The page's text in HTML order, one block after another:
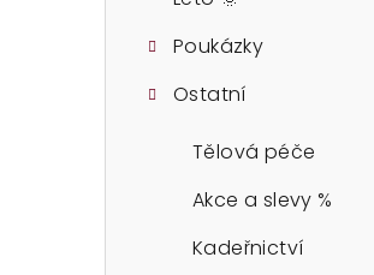
Poukázky
Ostatní
Tělová péče
Akce a slevy %
Kadeřnictví